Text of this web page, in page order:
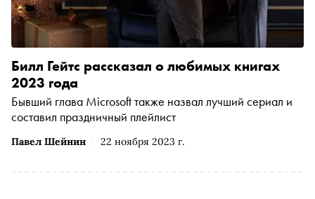
Павел Шейнин 22 ноября 2023 г.
Билл Гейтс рассказал о любимых книгах
2023 года
Бывший глава Microsoft также назвал лучший сериал и
составил праздничный плейлист